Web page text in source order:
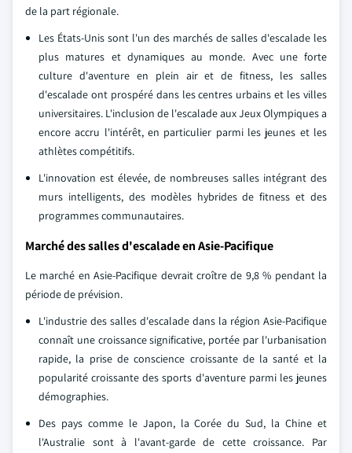
de la part régionale.
Les États-Unis sont l'un des marchés de salles d'escalade les
plus matures et dynamiques au monde. Avec une forte
culture d'aventure en plein air et de fitness, les salles
d'escalade ont prospéré dans les centres urbains et les villes
universitaires. L'inclusion de l'escalade aux Jeux Olympiques a
encore accru l'intérêt, en particulier parmi les jeunes et les
athlètes compétitifs.
L'innovation est élevée, de nombreuses salles intégrant des
murs intelligents, des modèles hybrides de fitness et des
programmes communautaires.
Marché des salles d'escalade en Asie-Pacifique
Le marché en Asie-Pacifique devrait croître de 9,8 % pendant la
période de prévision.
L'industrie des salles d'escalade dans la région Asie-Pacifique
connaît une croissance significative, portée par l'urbanisation
rapide, la prise de conscience croissante de la santé et la
popularité croissante des sports d'aventure parmi les jeunes
démographies.
Des pays comme le Japon, la Corée du Sud, la Chine et
l'Australie sont à l'avant-garde de cette croissance. Par